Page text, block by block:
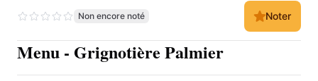
Non encore noté Noter
Menu - Grignotière Palmier